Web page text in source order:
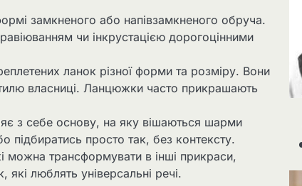
замкненого або напівзамкненого обруча.
чи інкрустацією дорогоцінними
ланок різної форми та розміру. Вони
власниці. Ланцюжки часто прикрашають
з себе основу, на яку вішаються шарми
підбиратись просто так, без контексту.
можна трансформувати в інші прикраси,
люблять універсальні речі.